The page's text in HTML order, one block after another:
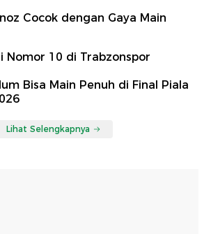
Cocok dengan Gaya Main
Nomor 10 di Trabzonspor
Bisa Main Penuh di Final Piala
Lihat Selengkapnya